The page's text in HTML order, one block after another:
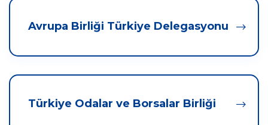
Avrupa Birliği Türkiye Delegasyonu
Türkiye Odalar ve Borsalar Birliği